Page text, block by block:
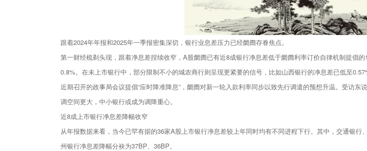
跟着2024年年报和2025年一季报密集深切，银行业息差压力已经阛阓存眷焦点。
第一财经梳剃头现，跟着净息差捏续收窄，A股阛阓已有近8成银行净息差低于阛阓利率订价自律机制提倡
0.8%。在未上市银行中，部分限制不小的城农商行则呈现更紧要的信号，比如山西银行的净息差已低至
近期召开的政事局会议提倡“应时降准降息”，阛阓对新一轮入款利率同步以致先行调遣的预想升温。受访
调空间更大，中小银行或成为调降重心。
近8成上市银行净息差降幅收窄
从年报数据来看，当今已罕有据的36家A股上市银行净息差较上年同时均有不同进程下行。其中，交通银
州银行净息差降幅分袂为37BP、36BP。